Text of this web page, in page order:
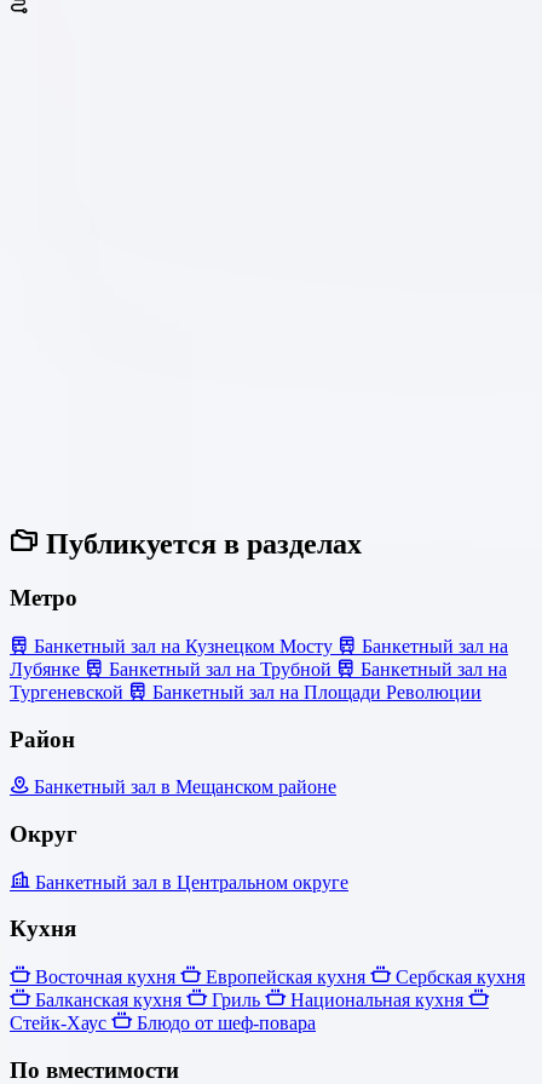
Публикуется в разделах
Метро
Банкетный зал на Кузнецком Мосту
Банкетный зал на
Лубянке
Банкетный зал на Трубной
Банкетный зал на
Тургеневской
Банкетный зал на Площади Революции
Район
Банкетный зал в Мещанском районе
Округ
Банкетный зал в Центральном округе
Кухня
Восточная кухня Европейская кухня
Сербская кухня
Балканская кухня
Гриль
Национальная кухня
Стейк-Хаус
Блюдо от шеф-повара
По вместимости